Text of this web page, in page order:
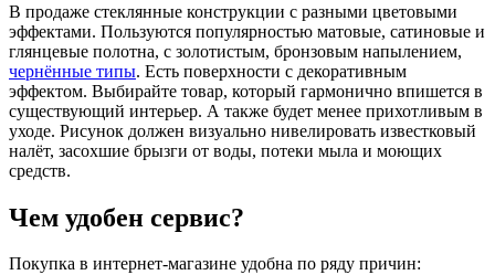
В продаже стеклянные конструкции с разными цветовыми
эффектами. Пользуются популярностью матовые, сатиновые и
глянцевые полотна, с золотистым, бронзовым напылением,
чернённые типы. Есть поверхности с декоративным
эффектом. Выбирайте товар, который гармонично впишется в
существующий интерьер. А также будет менее прихотливым в
уходе. Рисунок должен визуально нивелировать известковый
налёт, засохшие брызги от воды, потеки мыла и моющих
средств.
Чем удобен сервис?
Покупка в интернет-магазине удобна по ряду причин: